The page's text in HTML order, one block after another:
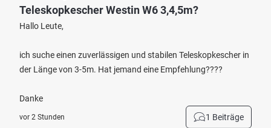
Teleskopkescher Westin W6 3,4,5m?
Hallo Leute,
ich suche einen zuverlässigen und stabilen Teleskopkescher in
der Länge von 3-5m. Hat jemand eine Empfehlung????
Danke
vor 2 Stunden 1 Beiträge